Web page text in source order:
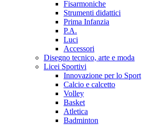
Fisarmoniche
Strumenti didattici
Prima Infanzia
P.A.
Luci
Accessori
Disegno tecnico, arte e moda
Licei Sportivi
Innovazione per lo Sport
Calcio e calcetto
Volley
Basket
Atletica
Badminton